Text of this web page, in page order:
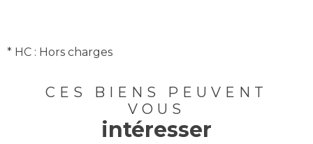
* HC : Hors charges
CES BIENS PEUVENT
VOUS
intéresser